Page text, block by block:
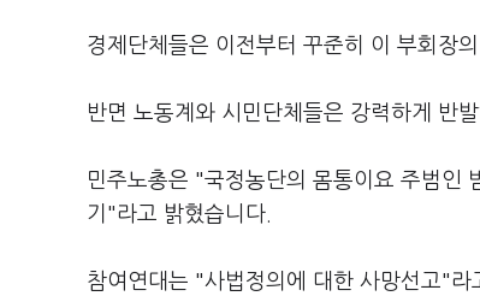
경제단체들은 이전부터 꾸준히 이 부회장
반면 노동계와 시민단체들은 강력하게 반
민주노총은 "국정농단의 몸통이요 주범인
기"라고 밝혔습니다.
참여연대는 "사법정의에 대한 사망선고"